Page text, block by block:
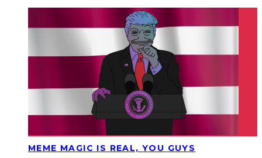
MEME MAGIC IS REAL, YOU GUYS